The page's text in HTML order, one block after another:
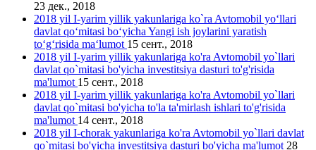
23 дек., 2018
2018 yil I-yarim yillik yakunlariga ko`ra Avtomobil yo‘llari
davlat qo‘mitasi bo‘yicha Yangi ish joylarini yaratish
to‘g‘risida ma‘lumot 15 сент., 2018
2018 yil I-yarim yillik yakunlariga ko'ra Avtomobil yo`llari
davlat qo`mitasi bo'yicha investitsiya dasturi to'g'risida
ma'lumot 15 сент., 2018
2018 yil I-yarim yillik yakunlariga ko'ra Avtomobil yo`llari
davlat qo`mitasi bo'yicha to'la ta'mirlash ishlari to'g'risida
ma'lumot 14 сент., 2018
2018 yil I-chorak yakunlariga ko'ra Avtomobil yo`llari davlat
qo`mitasi bo'yicha investitsiya dasturi bo'yicha ma'lumot 28